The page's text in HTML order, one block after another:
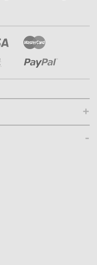
+
-